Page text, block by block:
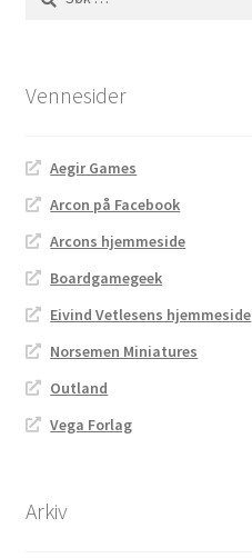
etter:
Vennesider
Aegir Games
Arcon på Facebook
Arcons hjemmeside
Boardgamegeek
Eivind Vetlesens hjemmeside
Norsemen Miniatures
Outland
Vega Forlag
Arkiv